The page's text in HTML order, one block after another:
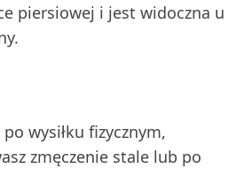
piersiowej i jest widoczna u
wysiłku fizycznym,
zmęczenie stale lub po